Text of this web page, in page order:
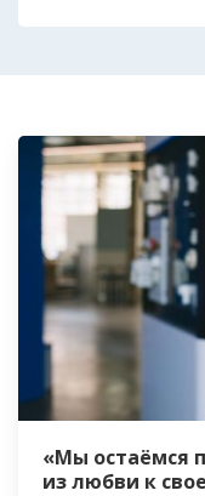
«Мы остаёмся
из любви к